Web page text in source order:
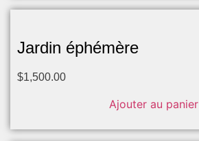
Jardin éphémère
$1,500.00
Ajouter au panier